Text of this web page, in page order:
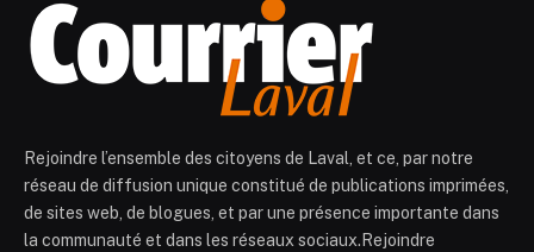
Rejoindre l’ensemble des citoyens de Laval, et ce, par notre
réseau de diffusion unique constitué de publications imprimées,
de sites web, de blogues, et par une présence importante dans
la communauté et dans les réseaux sociaux.Rejoindre